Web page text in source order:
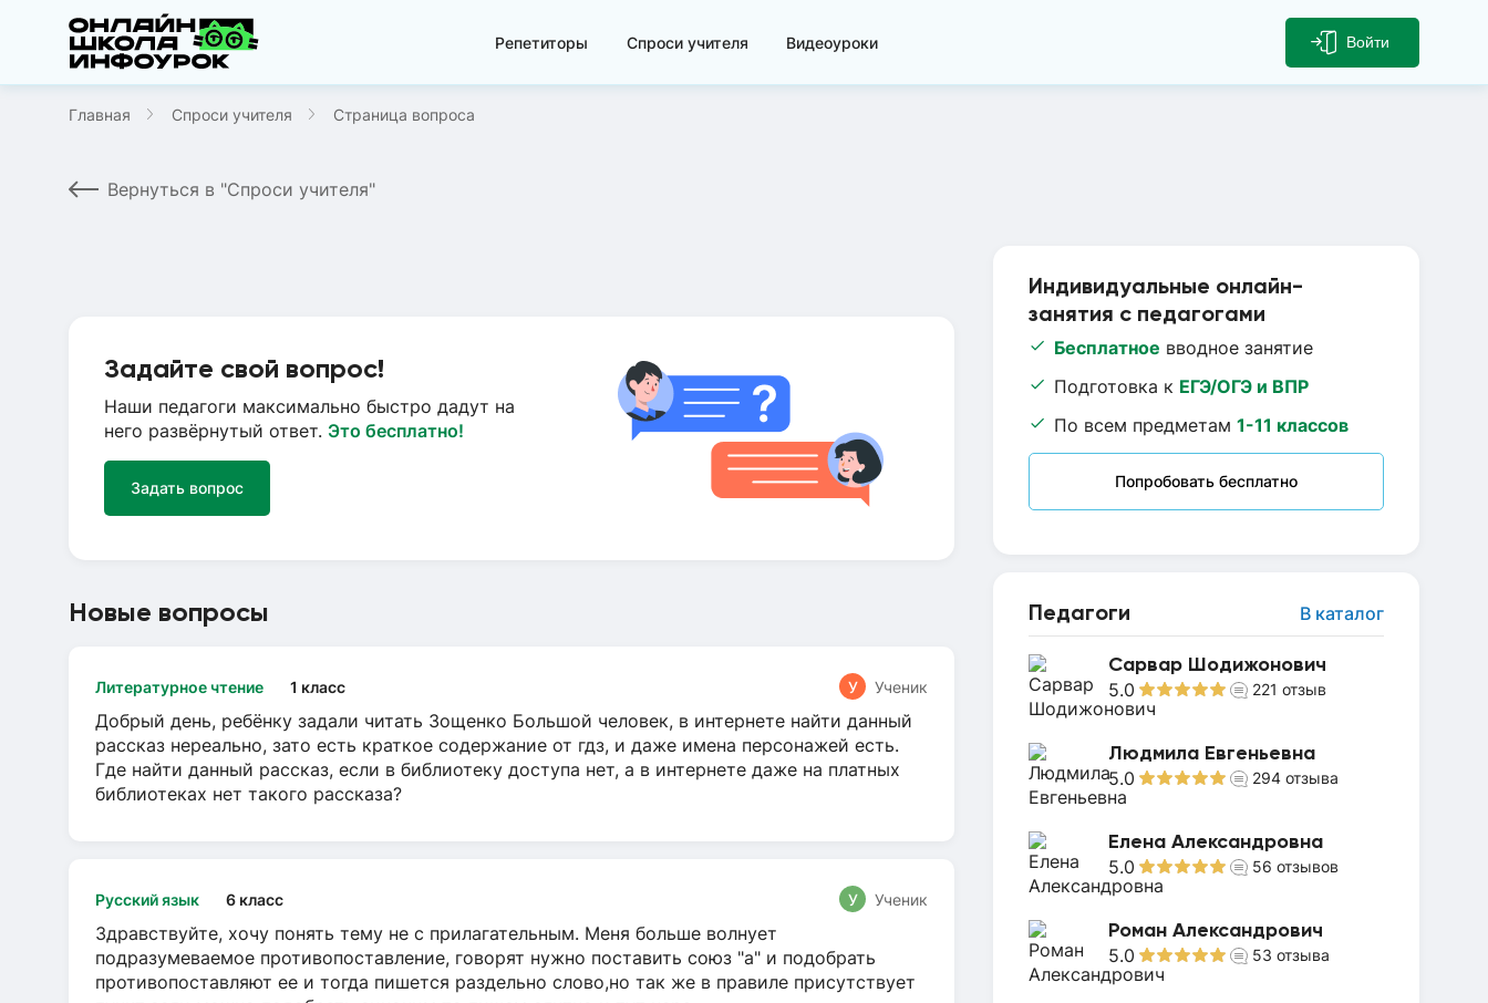
Репетиторы Спроси учителя Видеоуроки Войти
Главная Спроси учителя Страница вопроса
Вернуться в "Спроси учителя"
Индивидуальные онлайн-
занятия с педагогами
Бесплатное вводное занятие
Подготовка к ЕГЭ/ОГЭ и ВПР
По всем предметам 1-11 классов
Попробовать бесплатно
Педагоги В каталог
Сарвар Шодижонович
5.0 221 отзыв
Людмила Евгеньевна
5.0 294 отзыва
Елена Александровна
5.0 56 отзывов
Роман Александрович
5.0 53 отзыва
Задайте свой вопрос!
Наши педагоги максимально быстро дадут на
него развёрнутый ответ. Это бесплатно!
Задать вопрос
Новые вопросы
Литературное чтение 1 класс У Ученик
Добрый день, ребёнку задали читать Зощенко Большой человек, в интернете найти данный
рассказ нереально, зато есть краткое содержание от гдз, и даже имена персонажей есть.
Где найти данный рассказ, если в библиотеку доступа нет, а в интернете даже на платных
библиотеках нет такого рассказа?
Русский язык 6 класс У Ученик
Здравствуйте, хочу понять тему не с прилагательным. Меня больше волнует
подразумеваемое противопоставление, говорят нужно поставить союз "а" и подобрать
противопоставляют ее и тогда пишется раздельно слово,но так же в правиле присутствует